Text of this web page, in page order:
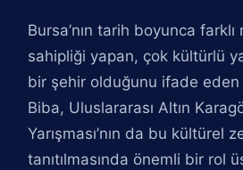
Bursa’nın tarih boyunca
sahipliği yapan, çok kültürlü
bir şehir olduğunu ifade eden
Biba, Uluslararası Altın
Yarışması’nın da bu kültürel
tanıtılmasında önemli bir rol